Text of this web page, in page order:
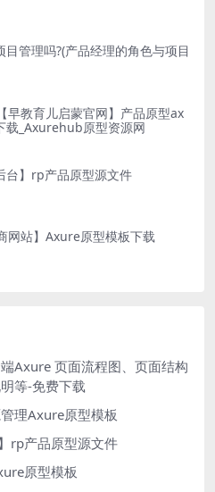
目管理吗?(产品经理的角色与项目
早教育儿启蒙官网】产品原型ax
载_Axurehub原型资源网
台】rp产品原型源文件
网站】Axure原型模板下载
Axure 页面流程图、页面结构
等-免费下载
理Axure原型模板
rp产品原型源文件
原型模板